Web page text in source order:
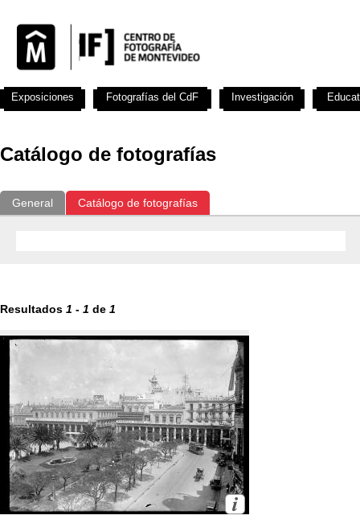
Catálogo de fotografías
General Catálogo de fotografías
Resultados 1 - 1 de 1
Exposiciones Fotografías del CdF Investigación